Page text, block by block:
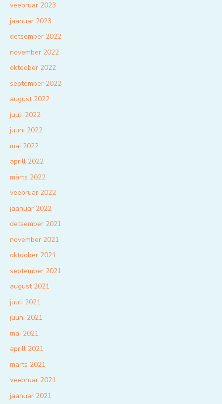
veebruar 2023
jaanuar 2023
detsember 2022
november 2022
oktoober 2022
september 2022
august 2022
juuli 2022
juuni 2022
mai 2022
aprill 2022
märts 2022
veebruar 2022
jaanuar 2022
detsember 2021
november 2021
oktoober 2021
september 2021
august 2021
juuli 2021
juuni 2021
mai 2021
aprill 2021
märts 2021
veebruar 2021
jaanuar 2021